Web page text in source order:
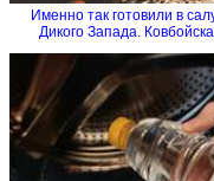
Именно так готовили в
Дикого Запада.